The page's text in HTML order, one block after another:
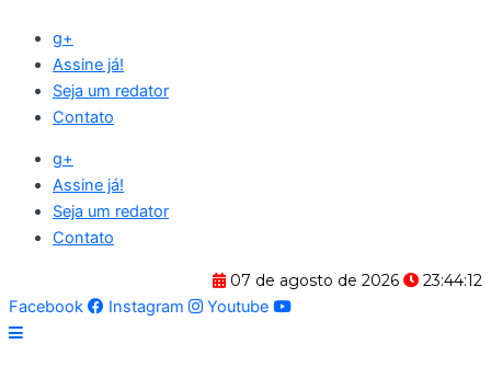
para
conteúdo
g+
Assine já!
Seja um redator
Contato
g+
Assine já!
Seja um redator
Contato
07 de agosto de 2026
23:44:12
Facebook
Instagram Youtube